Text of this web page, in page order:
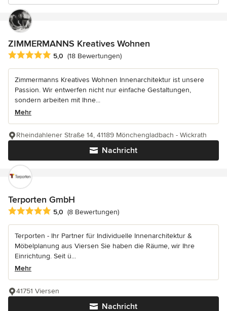
ZIMMERMANNS Kreatives Wohnen
Durchschnittliche Bewertung: 5 von 5 Sternen
5,0 (18 Bewertungen)
Zimmermanns Kreatives Wohnen Innenarchitektur ist unsere
Passion. Wir entwerfen nicht nur einfache Gestaltungen,
sondern arbeiten mit Ihne...
Mehr
Nachricht
Rheindahlener Straße 14, 41189 Mönchengladbach - Wickrath
Terporten GmbH
Durchschnittliche Bewertung: 5 von 5 Sternen
5,0 (8 Bewertungen)
Terporten - Ihr Partner für Individuelle Innenarchitektur &
Möbelplanung aus Viersen Sie haben die Räume, wir Ihre
Einrichtung. Seit ü...
Mehr
Nachricht
41751 Viersen